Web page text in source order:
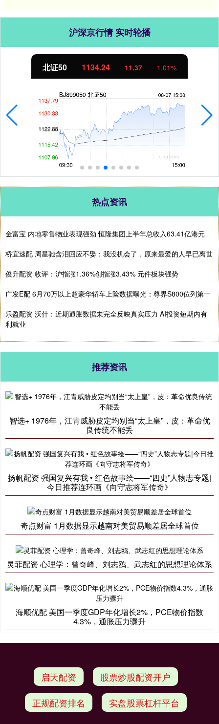
沪深京行情 实时轮播
北证50 1134.24 11.37 1.01%
热点资讯
金富宝 内地零售物业表现强劲 恒隆集团上半年总收入63.41亿港元
桥宜速配 周星驰含泪回应不娶：我没机会了，原来最爱的人早已离世
俊升配资 收评：沪指涨1.36%创指涨3.43% 元件板块强势
广发E配 6月70万以上超豪华轿车上险数据曝光：尊界S800位列第一
乐盈配资 沃什：近期通胀数据未完全反映真实压力 AI投资短期内有
利就业
推荐资讯
智选+ 1976年，江青威胁皮定均别当“太上皇”，皮：革命优
良传统不能丢
扬帆配资 强国复兴有我 • 红色故事绘——“四史”人物志专题|
今日推荐连环画《向守志将军传奇》
奇点财富 1月数据显示越南对美贸易顺差居全球首位
灵菲配资 心理学：曾奇峰、刘志鸥、武志红的思想理论体系
海顺优配 美国一季度GDP年化增长2%，PCE物价指数
4.3%，通胀压力骤升
启天配资 股票炒股配资开户
正规配资排名 实盘股票杠杆平台